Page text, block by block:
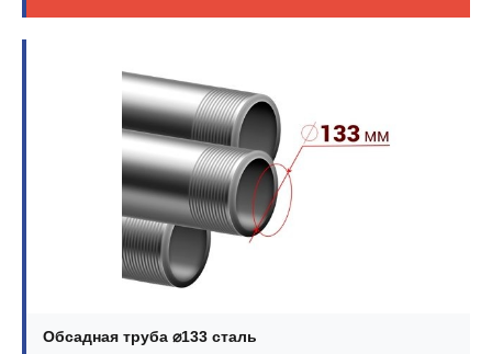
Обсадная труба ⌀133 сталь